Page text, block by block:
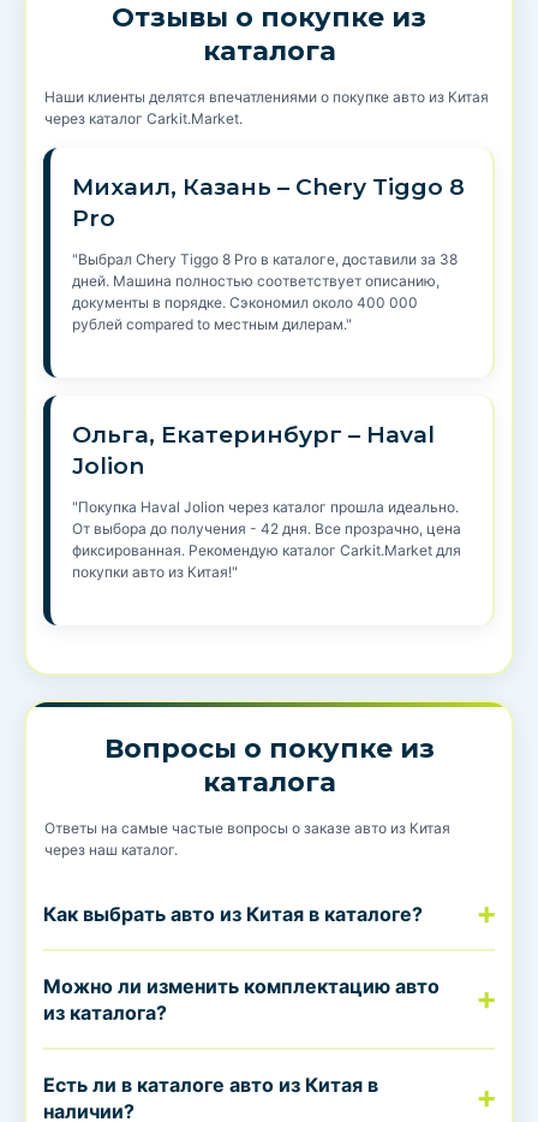
Отзывы о покупке из
каталога
Наши клиенты делятся впечатлениями о покупке авто из Китая
через каталог Carkit.Market.
Михаил, Казань – Chery Tiggo 8
Pro
"Выбрал Chery Tiggo 8 Pro в каталоге, доставили за 38
дней. Машина полностью соответствует описанию,
документы в порядке. Сэкономил около 400 000
рублей compared to местным дилерам."
Ольга, Екатеринбург – Haval
Jolion
"Покупка Haval Jolion через каталог прошла идеально.
От выбора до получения - 42 дня. Все прозрачно, цена
фиксированная. Рекомендую каталог Carkit.Market для
покупки авто из Китая!"
Вопросы о покупке из
каталога
Ответы на самые частые вопросы о заказе авто из Китая
через наш каталог.
Как выбрать авто из Китая в каталоге?
Можно ли изменить комплектацию авто
из каталога?
Есть ли в каталоге авто из Китая в
наличии?